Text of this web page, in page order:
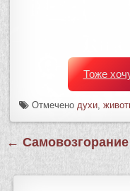
Тоже
Отмечено духи ,
Навигация
записям
← Самовозгорание